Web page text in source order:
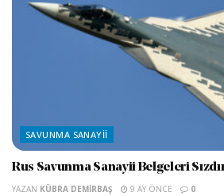
SAVUNMA SANAYII
Rus Savunma Sanayii Belgeleri
YAZAN KÜBRA DEMIRBAŞ 9 AY ÖNCE 0